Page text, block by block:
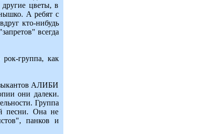
цветы, в
А ребят с
кто-нибудь
всегда
группа, как
АЛИБИ
они далеки.
Группа
песни. Она не
панков и